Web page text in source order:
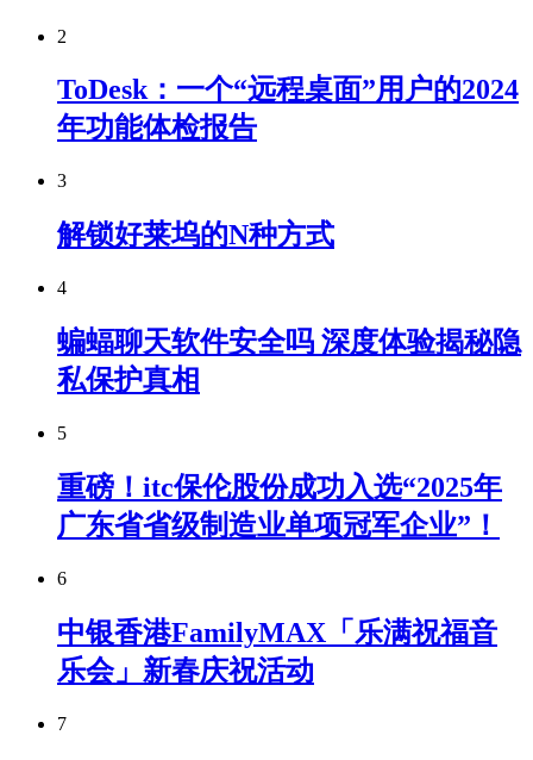
2
ToDesk：一个“远程桌面”用户的2024
年功能体检报告
3
解锁好莱坞的N种方式
4
蝙蝠聊天软件安全吗 深度体验揭秘隐
私保护真相
5
重磅！itc保伦股份成功入选“2025年
广东省省级制造业单项冠军企业”！
6
中银香港FamilyMAX「乐满祝福音
乐会」新春庆祝活动
7